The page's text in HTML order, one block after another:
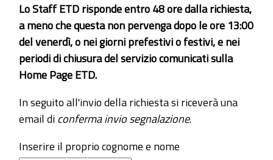
Lo Staff ETD risponde entro 48 ore dalla richiesta,
a meno che questa non pervenga dopo le ore 13:00
del venerdì, o nei giorni prefestivi o festivi, e nei
periodi di chiusura del servizio comunicati sulla
Home Page ETD.
In seguito all'invio della richiesta si riceverà una
email diconferma invio segnalazione.
Inserire il proprio cognome e nome